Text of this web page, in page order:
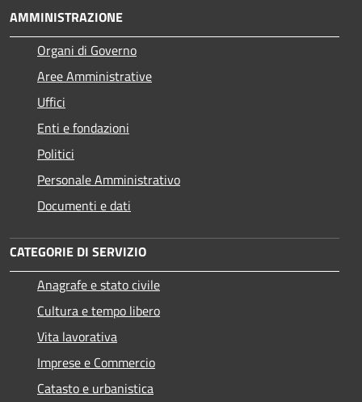
AMMINISTRAZIONE
Organi di Governo
Aree Amministrative
Uffici
Enti e fondazioni
Politici
Personale Amministrativo
Documenti e dati
CATEGORIE DI SERVIZIO
Anagrafe e stato civile
Cultura e tempo libero
Vita lavorativa
Imprese e Commercio
Catasto e urbanistica